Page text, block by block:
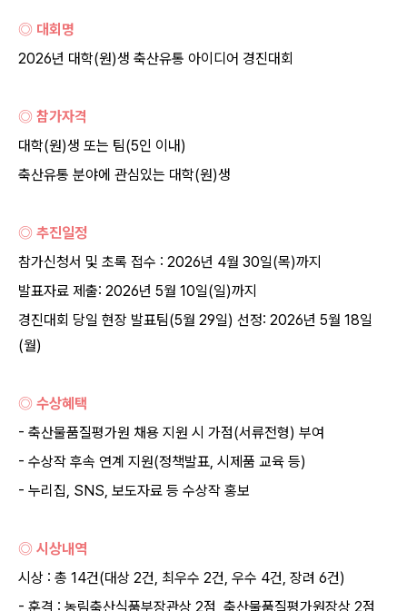
◎ 대회명
2026년 대학(원)생 축산유통 아이디어 경진대회
◎ 참가자격
대학(원)생 또는 팀(5인 이내)
축산유통 분야에 관심있는 대학(원)생
◎ 추진일정
참가신청서 및 초록 접수 : 2026년 4월 30일(목)까지
발표자료 제출: 2026년 5월 10일(일)까지
경진대회 당일 현장 발표팀(5월 29일) 선정: 2026년 5월 18일
(월)
◎ 수상혜택
- 축산물품질평가원 채용 지원 시 가점(서류전형) 부여
- 수상작 후속 연계 지원(정책발표, 시제품 교육 등)
- 누리집, SNS, 보도자료 등 수상작 홍보
◎ 시상내역
시상 : 총 14건(대상 2건, 최우수 2건, 우수 4건, 장려 6건)
- 훈격 : 농림축산식품부장관상 2점, 축산물품질평가원장상 2점,